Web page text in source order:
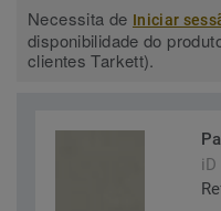
Necessita de Iniciar
disponibilidade do
clientes Tarkett).
iD